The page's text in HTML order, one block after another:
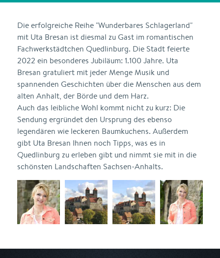
Die erfolgreiche Reihe "Wunderbares Schlagerland"
mit Uta Bresan ist diesmal zu Gast im romantischen
Fachwerkstädtchen Quedlinburg. Die Stadt feierte
2022 ein besonderes Jubiläum: 1.100 Jahre. Uta
Bresan gratuliert mit jeder Menge Musik und
spannenden Geschichten über die Menschen aus dem
alten Anhalt, der Börde und dem Harz.
Auch das leibliche Wohl kommt nicht zu kurz: Die
Sendung ergründet den Ursprung des ebenso
legendären wie leckeren Baumkuchens. Außerdem
gibt Uta Bresan Ihnen noch Tipps, was es in
Quedlinburg zu erleben gibt und nimmt sie mit in die
schönsten Landschaften Sachsen-Anhalts.